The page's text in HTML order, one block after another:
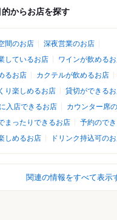
からお店を探す
間のお店
深夜営業のお店
しているお店
ワインが飲める
るお店
カクテルが飲めるお店
り楽しめるお店
貸切ができる
入店できるお店
カウンター席
まったりできるお店
予約ので
しめるお店
ドリンク持込可の
関連の情報をすべて表示